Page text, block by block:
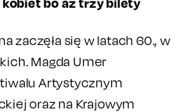
zaczęła się w latach 60., w
Magda Umer
Artystycznym
oraz na Krajowym